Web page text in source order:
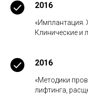
2016
«Имплантация.
Клинические и
2016
«Методики
лифтинга,